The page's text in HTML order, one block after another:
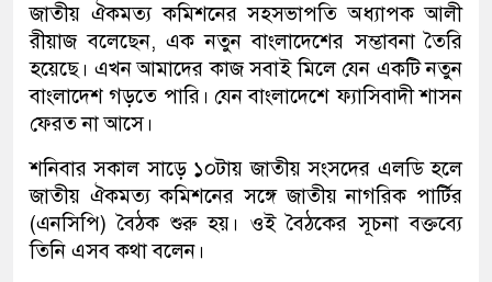
জাতীয় ঐকমত্য কমিশনের সহসভাপতি অধ্যাপক আলী
রীয়াজ বলেছেন, এক নতুন বাংলাদেশের সম্ভাবনা তৈরি
হয়েছে। এখন আমাদের কাজ সবাই মিলে যেন একটি নতুন
বাংলাদেশ গড়তে পারি। যেন বাংলাদেশে ফ্যাসিবাদী শাসন
ফেরত না আসে।
শনিবার সকাল সাড়ে ১০টায় জাতীয় সংসদের এলডি হলে
জাতীয় ঐকমত্য কমিশনের সঙ্গে জাতীয় নাগরিক পার্টির
(এনসিপি) বৈঠক শুরু হয়। ওই বৈঠকের সূচনা বক্তব্যে
তিনি এসব কথা বলেন।